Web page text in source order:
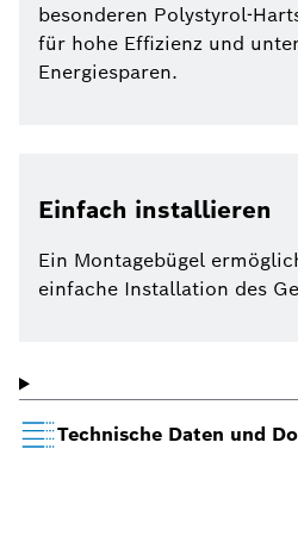
besonderen Polystyrol-
für hohe Effizienz und
Energiesparen.
Einfach installieren
Ein Montagebügel
einfache Installation des
Technische Daten und